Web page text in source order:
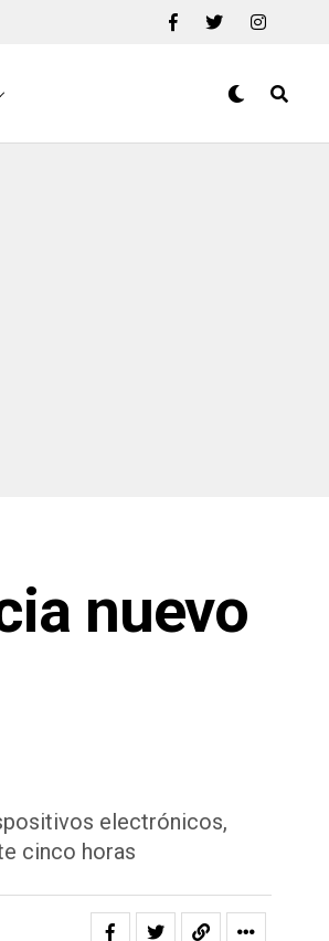
nuevo
electrónicos,
cinco horas